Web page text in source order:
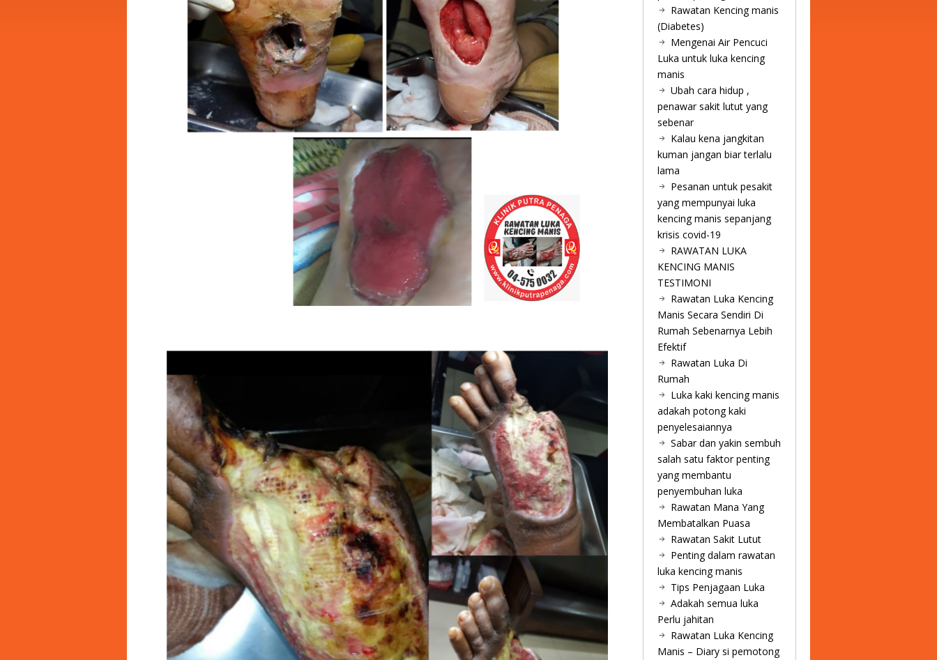
Rawatan Kencing manis
(Diabetes)
Mengenai Air Pencuci
Luka untuk luka kencing
manis
Ubah cara hidup ,
penawar sakit lutut yang
sebenar
Kalau kena jangkitan
kuman jangan biar terlalu
lama
Pesanan untuk pesakit
yang mempunyai luka
kencing manis sepanjang
krisis covid-19
RAWATAN LUKA
KENCING MANIS
TESTIMONI
Rawatan Luka Kencing
Manis Secara Sendiri Di
Rumah Sebenarnya Lebih
Efektif
Rawatan Luka Di
Rumah
Luka kaki kencing manis
adakah potong kaki
penyelesaiannya
Sabar dan yakin sembuh
salah satu faktor penting
yang membantu
penyembuhan luka
Rawatan Mana Yang
Membatalkan Puasa
Rawatan Sakit Lutut
Penting dalam rawatan
luka kencing manis
Tips Penjagaan Luka
Adakah semua luka
Perlu jahitan
Rawatan Luka Kencing
Manis – Diary si pemotong